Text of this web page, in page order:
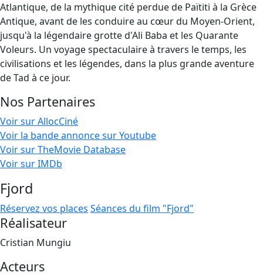
Atlantique, de la mythique cité perdue de Païtiti à la Grèce
Antique, avant de les conduire au cœur du Moyen-Orient,
jusqu'à la légendaire grotte d'Ali Baba et les Quarante
Voleurs. Un voyage spectaculaire à travers le temps, les
civilisations et les légendes, dans la plus grande aventure
de Tad à ce jour.
Nos Partenaires
Voir sur AllocCiné
Voir la bande annonce sur Youtube
Voir sur TheMovie Database
Voir sur IMDb
Fjord
Réservez vos places Séances du film "Fjord"
Réalisateur
Cristian Mungiu
Acteurs